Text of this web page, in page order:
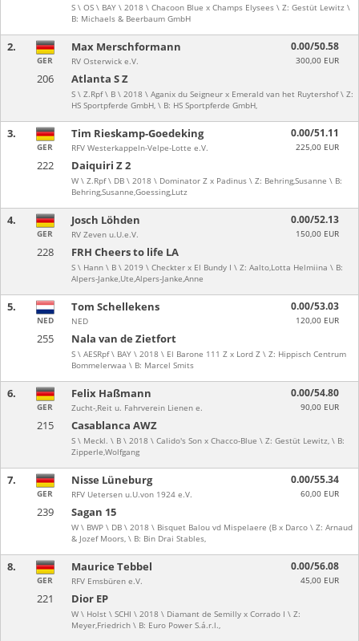
S \ OS \ BAY \ 2018 \ Chacoon Blue x Champs Elysees \ Z: Gestüt Lewitz \
B: Michaels & Beerbaum GmbH
2.
206 Atlanta S Z
S \ Z.Rpf \ B \ 2018 \ Aganix du Seigneur x Emerald van het Ruytershof \ Z:
HS Sportpferde GmbH, \ B: HS Sportpferde GmbH,
GER
Max Merschformann
RV Osterwick e.V.
0.00/50.58
300,00 EUR
3.
222 Daiquiri Z 2
W \ Z.Rpf \ DB \ 2018 \ Dominator Z x Padinus \ Z: Behring,Susanne \ B:
Behring,Susanne,Goessing,Lutz
GER
Tim Rieskamp-Goedeking
RFV Westerkappeln-Velpe-Lotte e.V.
0.00/51.11
225,00 EUR
4.
228 FRH Cheers to life LA
S \ Hann \ B \ 2019 \ Checkter x El Bundy I \ Z: Aalto,Lotta Helmiina \ B:
Alpers-Janke,Ute,Alpers-Janke,Anne
GER
Josch Löhden
RV Zeven u.U.e.V.
0.00/52.13
150,00 EUR
5.
255 Nala van de Zietfort
S \ AESRpf \ BAY \ 2018 \ El Barone 111 Z x Lord Z \ Z: Hippisch Centrum
Bommelerwaa \ B: Marcel Smits
NED
Tom Schellekens
NED
0.00/53.03
120,00 EUR
6.
215 Casablanca AWZ
S \ Meckl. \ B \ 2018 \ Calido's Son x Chacco-Blue \ Z: Gestüt Lewitz, \ B:
Zipperle,Wolfgang
GER
Felix Haßmann
Zucht-,Reit u. Fahrverein Lienen e.
0.00/54.80
90,00 EUR
7.
239 Sagan 15
W \ BWP \ DB \ 2018 \ Bisquet Balou vd Mispelaere (B x Darco \ Z: Arnaud
& Jozef Moors, \ B: Bin Drai Stables,
GER
Nisse Lüneburg
RFV Uetersen u.U.von 1924 e.V.
0.00/55.34
60,00 EUR
8.
221 Dior EP
W \ Holst \ SCHI \ 2018 \ Diamant de Semilly x Corrado I \ Z:
Meyer,Friedrich \ B: Euro Power S.á.r.l.,
GER
Maurice Tebbel
RFV Emsbüren e.V.
0.00/56.08
45,00 EUR